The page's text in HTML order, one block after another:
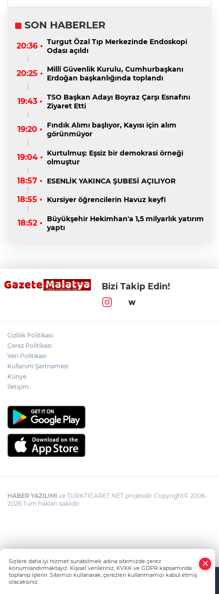
SON HABERLER
20:36 • Turgut Özal Tıp Merkezinde Endoskopi
Odası açıldı
20:25 • Millî Güvenlik Kurulu, Cumhurbaşkanı
Erdoğan başkanlığında toplandı
19:43 • TSO Başkan Adayı Boyraz Çarşı Esnafını
Ziyaret Etti
19:20 •
Fındık Alımı başlıyor, Kayısı için alım
görünmüyor
19:04 • Kurtulmuş: Eşsiz bir demokrasi örneği
olmuştur
18:57 • ESENLİK YAKINCA ŞUBESİ AÇILIYOR
18:55 • Kursiyer öğrencilerin Havuz keyfi
18:52 •
Büyükşehir Hekimhan'a 1,5 milyarlık yatırım
yaptı
Bizi Takip Edin!
Gizlilik Politikası
Çerez Politikası
Veri Politikası
Kullanım Şartnamesi
Künye
İletişim
HABER YAZILIMI ve TURKTICARET.NET projesidir Copyright© 2006-
2026 Tüm hakları saklıdır.
Sizlere daha iyi hizmet sunabilmek adına sitemizde çerez
konumlandırmaktayız. Kişisel verileriniz, KVKK ve GDPR kapsamında
toplanıp işlenir. Sitemizi kullanarak, çerezleri kullanmamızı kabul etmiş
olacaksınız.